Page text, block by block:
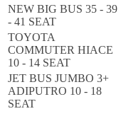
NEW BIG BUS 35 - 39
- 41 SEAT
TOYOTA
COMMUTER HIACE
10 - 14 SEAT
JET BUS JUMBO 3+
ADIPUTRO 10 - 18
SEAT